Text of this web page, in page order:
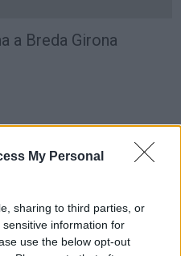
My Personal
sharing to third parties, or
information for
use the below opt-out
a Breda Girona